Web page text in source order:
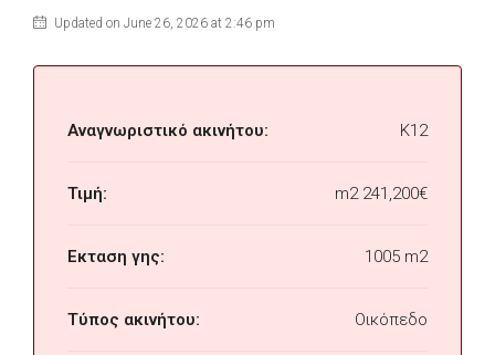
Updated on June 26, 2026 at 2:46 pm
Αναγνωριστικό ακινήτου: K12
Τιμή: m2241,200€
Εκταση γης: 1005 m2
Τύπος ακινήτου: Οικόπεδο